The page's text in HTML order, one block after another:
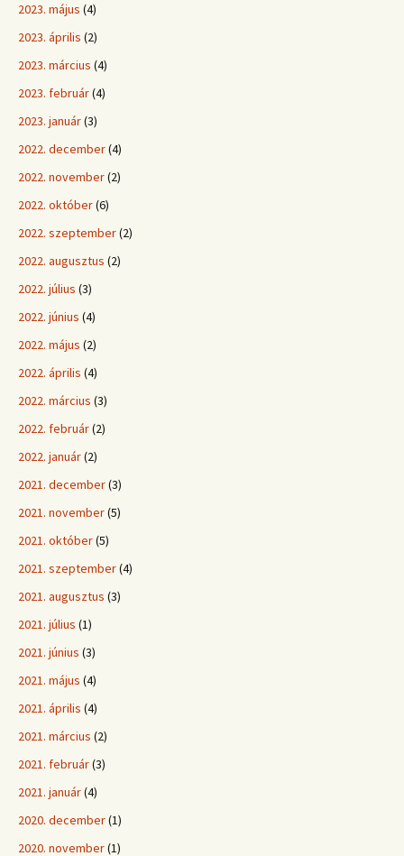
2023. május (4)
2023. április (2)
2023. március (4)
2023. február(4)
2023. január(3)
2022. december(4)
2022. november(2)
2022. október(6)
2022. szeptember(2)
2022. augusztus (2)
2022. július (3)
2022. június (4)
2022. május (2)
2022. április (4)
2022. március (3)
2022. február(2)
2022. január(2)
2021. december(3)
2021. november(5)
2021. október(5)
2021. szeptember(4)
2021. augusztus (3)
2021. július (1)
2021. június (3)
2021. május (4)
2021. április (4)
2021. március (2)
2021. február(3)
2021. január(4)
2020. december(1)
2020. november(1)